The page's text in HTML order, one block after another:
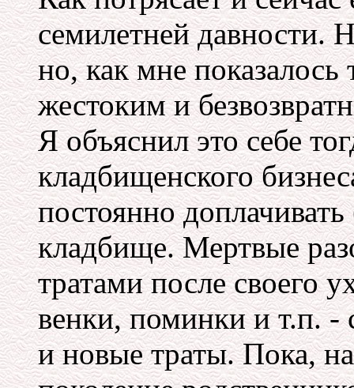
семилетней давности.
но, как мне показалось
жестоким и
Я объяснил это себе
кладбищенского
постоянно
кладбище. Мертвые
тратами после своего
венки, поминки и т.п. -
и новые траты. Пока,